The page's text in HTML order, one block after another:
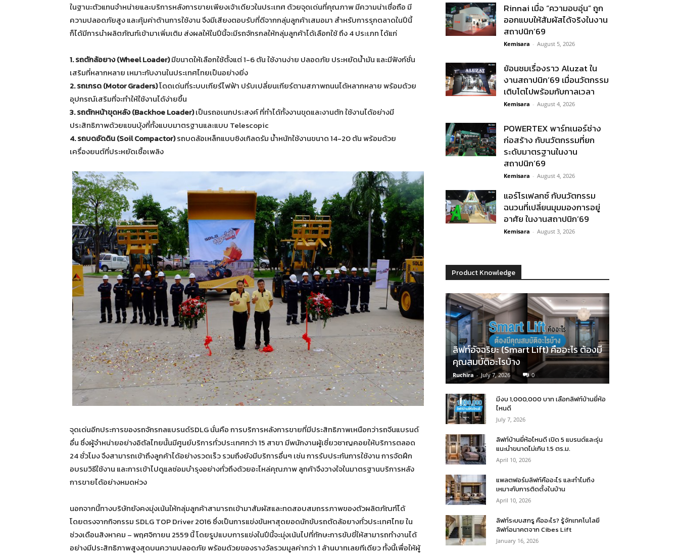
ในฐานะตัวแทนจำหน่ายและบริการหลังการขายเพียงเจ้าเดียวในประเทศ ด้วยจุดเด่นที่คุณภาพ มีความน่าเชื่อถือ มี
ความปลอดภัยสูง และคุ้มค่าด้านการใช้งาน จึงมีเสียงตอบรับที่ดีจากกลุ่มลูกค้าเสมอมา สำหรับการรุกตลาดในปีนี้
ก็ได้มีการนำผลิตภัณฑ์เข้ามาเพิ่มเติม ส่งผลให้ในปีนี้จะมีรถจักรกลให้กลุ่มลูกค้าได้เลือกใช้ ถึง 4 ประเภท ได้แก่
1. รถตักล้อยาง (Wheel Loader)มีขนาดให้เลือกใช้ตั้งแต่ 1-6 ตัน ใช้งานง่าย ปลอดภัย ประหยัดน้ำมัน และมีฟังก์ชั่น
เสริมที่หลากหลาย เหมาะกับงานในประเทศไทยเป็นอย่างยิ่ง
2. รถเกรด (Motor Graders)โดดเด่นที่ระบบเกียร์ไฟฟ้า ปรับเปลี่ยนเกียร์ตามสภาพถนนได้หลากหลาย พร้อมด้วย
อุปกรณ์เสริมที่จะทำให้ใช้งานได้ง่ายขึ้น
3. รถตักหน้าขุดหลัง (Backhoe Loader)เป็นรถอเนกประสงค์ ที่ทำได้ทั้งงานขุดและงานตัก ใช้งานได้อย่างมี
ประสิทธิภาพด้วยแขนบุ้งกี๋ทั้งแบบมาตรฐานและแบบ Telescopic
4. รถบดอัดดิน (Soil Compactor)รถบดล้อเหล็กแบบซิงเกิลดรัม น้ำหนักใช้งานขนาด 14-20 ตัน พร้อมด้วย
เครื่องยนต์ที่ประหยัดเชื้อเพลิง
จุดเด่นอีกประการของรถจักรกลแบรนด์SDLG นั่นคือ การบริการหลังการขายที่มีประสิทธิภาพเหนือกว่ารถจีนแบรนด์
อื่น ซึ่งผู้จำหน่ายอย่างอิตัลไทยนั้นมีศูนย์บริการทั่วประเทศกว่า 15 สาขา มีพนักงานผู้เชี่ยวชาญคอยให้บริการตลอด
24 ชั่วโมง จึงสามารถเข้าถึงลูกค้าได้อย่างรวดเร็ว รวมถึงยังมีบริการอื่นๆ เช่น การรับประกันการใช้งาน การจัดฝึก
อบรมวิธีใช้งาน และการเข้าไปดูแลซ่อมบำรุงอย่างทั่วถึงด้วยอะไหล่คุณภาพ ลูกค้าจึงวางใจในมาตรฐานบริการหลัง
การขายได้อย่างหมดห่วง
นอกจากนี้ทางบริษัทยังคงมุ่งเน้นให้กลุ่มลูกค้าสามารถเข้ามาสัมผัสและทดสอบสมถรรภาพของตัวผลิตภัณฑ์ได้
โดยตรงจากกิจกรรม SDLG TOP Driver 2016 ซึ่งเป็นการแข่งขันหาสุดยอดนักขับรถตัดล้อยางทั่วประเทศไทย ใน
ช่วงเดือนสิงหาคม – พฤศจิกายน 2559 นี้ โดยรูปแบบการแข่งในปีนี้จะมุ่งเน้นไปที่ทักษะการขับขี่ให้สามารถทำงานได้
อย่างมีประสิทธิภาพสูงสุดบนความปลอดภัย พร้อมด้วยของรางวัลรวมมูลค่ากว่า 1 ล้านบาทเลยทีเดียว ทั้งนี้เพื่อให้ผู้
Rinnai เมื่อ “ความอบอุ่น” ถูก
ออกแบบให้สัมผัสได้จริงในงาน
สถาปนิก’69
Kemisara - August 5, 2026
ย้อนชมเรื่องราว Aluzat ใน
งานสถาปนิก’69 เมื่อนวัตกรรม
เติบโตไปพร้อมกับกาลเวลา
Kemisara - August 4, 2026
POWERTEX พาร์ทเนอร์ช่าง
ก่อสร้าง กับนวัตกรรมที่ยก
ระดับมาตรฐานในงาน
สถาปนิก’69
Kemisara - August 4, 2026
แอร์โรเฟลกซ์ กับนวัตกรรม
ฉนวนที่เปลี่ยนมุมมองการอยู่
อาศัย ในงานสถาปนิก’69
Kemisara - August 3, 2026
Product Knowledge
ลิฟท์อัจฉริยะ (Smart Lift) คืออะไร ต้องมี
คุณสมบัติอะไรบ้าง
Ruchira - July 7, 2026 0
มีงบ 1,000,000 บาท เลือกลิฟท์บ้านยี่ห้อ
ไหนดี
July 7, 2026
ลิฟท์บ้านยี่ห้อไหนดี เปิด 5 แบรนด์และรุ่น
แนะนำขนาดไม่เกิน 1.5 ตร.ม.
April 10, 2026
แพลตฟอร์มลิฟท์คืออะไร และทำไมถึง
เหมาะกับการติดตั้งในบ้าน
April 10, 2026
ลิฟท์ระบบสกรู คืออะไร? รู้จักเทคโนโลยี
ลิฟท์อนาคตจาก Cibes Lift
January 16, 2026